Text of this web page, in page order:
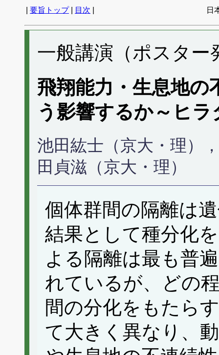
要旨トップ| 目次 日
一般講演（ポスター
飛翔能力・生息地の
う影響するか～ヒ
池田紘士（京大・理）
田貞滋（京大・理）
個体群間の隔離は
結果として種分化
よる隔離は最も普
れているが、どの
間の分化をもたら
て大きく異なり、